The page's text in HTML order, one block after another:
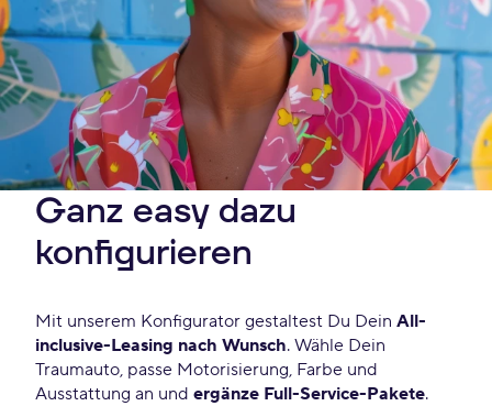
Ganz easy dazu
konfigurieren
Mit unserem Konfigurator gestaltest Du Dein All-
inclusive-Leasing nach Wunsch. Wähle Dein
Traumauto, passe Motorisierung, Farbe und
Ausstattung an und ergänze Full-Service-Pakete.